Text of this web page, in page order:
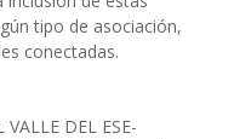
tipo de asociación,
conectadas.
VALLE DEL ESE-